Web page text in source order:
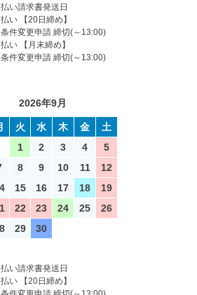
い請求書発送日
い 【20日締め】
件変更申請 締切(～13:00)
い 【月末締め】
件変更申請 締切(～13:00)
2026年9月
火 水 木 金
土
1
2 3 4
5
8 9 10 11
12
15 16 17 18
19
22 23 24 25
26
29 30
い請求書発送日
い 【20日締め】